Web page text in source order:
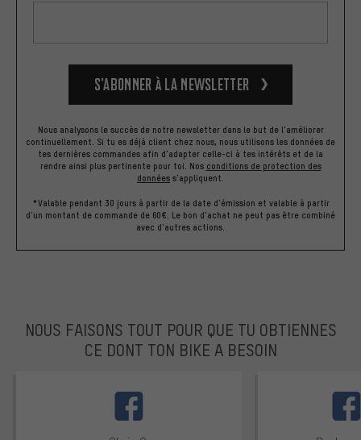
S’abonner à la newsletter
Nous analysons le succès de notre newsletter dans le but de l'améliorer
continuellement. Si tu es déjà client chez nous, nous utilisons les données de
tes dernières commandes afin d'adapter celle-ci à tes intérêts et de la
rendre ainsi plus pertinente pour toi. Nos conditions de protection des
données s'appliquent.
*Valable pendant 30 jours à partir de la date d'émission et valable à partir
d'un montant de commande de 60€. Le bon d'achat ne peut pas être combiné
avec d'autres actions.
NOUS FAISONS TOUT POUR QUE TU OBTIENNES
CE DONT TON BIKE A BESOIN